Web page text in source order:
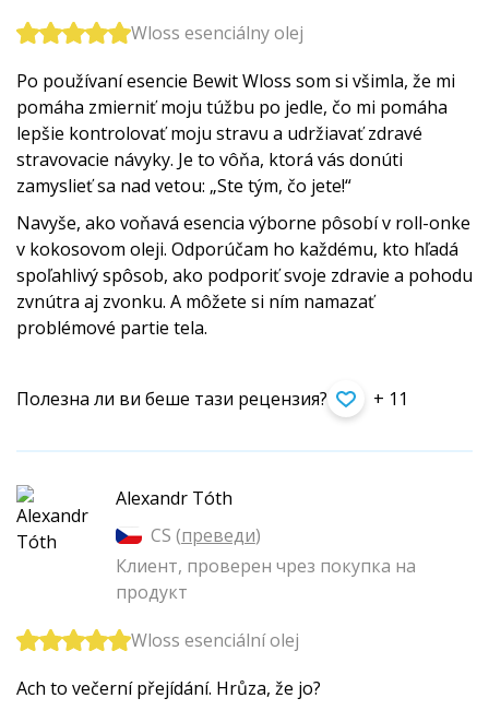
Wloss esenciálny olej
Po používaní esencie Bewit Wloss som si všimla, že mi
pomáha zmierniť moju túžbu po jedle, čo mi pomáha
lepšie kontrolovať moju stravu a udržiavať zdravé
stravovacie návyky. Je to vôňa, ktorá vás donúti
zamyslieť sa nad vetou: „Ste tým, čo jete!“
Navyše, ako voňavá esencia výborne pôsobí v roll-onke
v kokosovom oleji. Odporúčam ho každému, kto hľadá
spoľahlivý spôsob, ako podporiť svoje zdravie a pohodu
zvnútra aj zvonku. A môžete si ním namazať
problémové partie tela.
Полезна ли ви беше тази рецензия? + 11
Alexandr Tóth
CS (преведи)
Клиент, проверен чрез покупка на
продукт
Wloss esenciální olej
Ach to večerní přejídání. Hrůza, že jo?